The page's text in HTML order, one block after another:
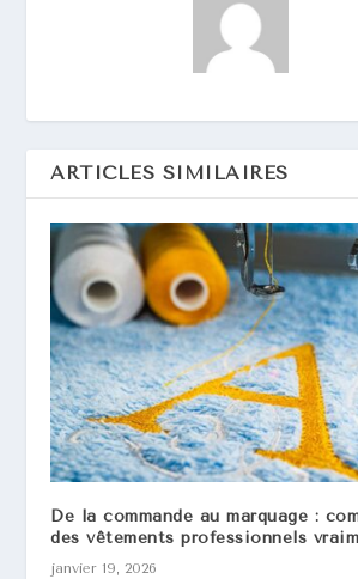
ARTICLES SIMILAIRES
De la commande au marquage :
des vêtements professionnels
janvier 19, 2026